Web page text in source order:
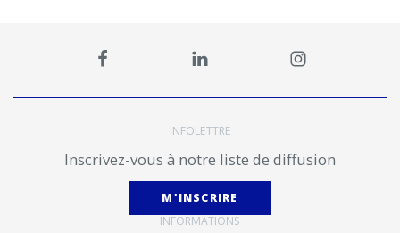
INFOLETTRE
Inscrivez-vous à notre liste de diffusion
M'INSCRIRE
INFORMATIONS